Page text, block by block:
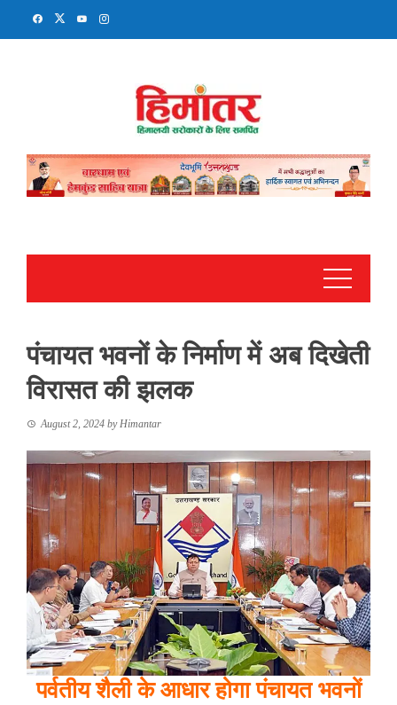
पंचायत भवनों के निर्माण में अब दिखेती
विरासत की झलक
August 2, 2024 byHimantar
पर्वतीय शैली के आधार होगा पंचायत भवनों